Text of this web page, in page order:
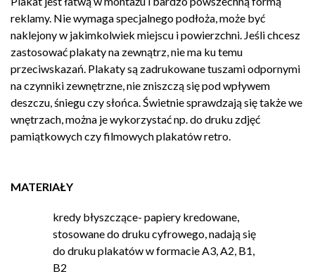
reklamy. Nie wymaga specjalnego podłoża, może być
naklejony w jakimkolwiek miejscu i powierzchni. Jeśli chcesz
zastosować plakaty na zewnątrz, nie ma ku temu
przeciwskazań. Plakaty są zadrukowane tuszami odpornymi
na czynniki zewnętrzne, nie zniszczą się pod wpływem
deszczu, śniegu czy słońca. Świetnie sprawdzają się także we
wnętrzach, można je wykorzystać np. do druku zdjęć
pamiątkowych czy filmowych plakatów retro.
MATERIAŁY
kredy błyszczące- papiery kredowane,
stosowane do druku cyfrowego, nadają się
do druku plakatów w formacie A3, A2, B1,
B2